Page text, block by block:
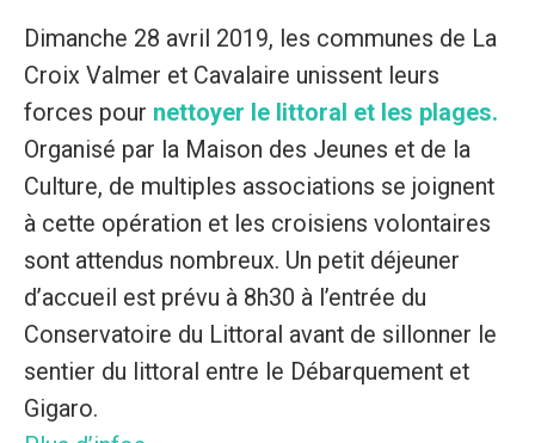
Dimanche 28 avril 2019, les communes de La
Croix Valmer et Cavalaire unissent leurs
forces pour nettoyer le littoral et les plages.
Organisé par la Maison des Jeunes et de la
Culture, de multiples associations se joignent
à cette opération et les croisiens volontaires
sont attendus nombreux. Un petit déjeuner
d’accueil est prévu à 8h30 à l’entrée du
Conservatoire du Littoral avant de sillonner le
sentier du littoral entre le Débarquement et
Gigaro.